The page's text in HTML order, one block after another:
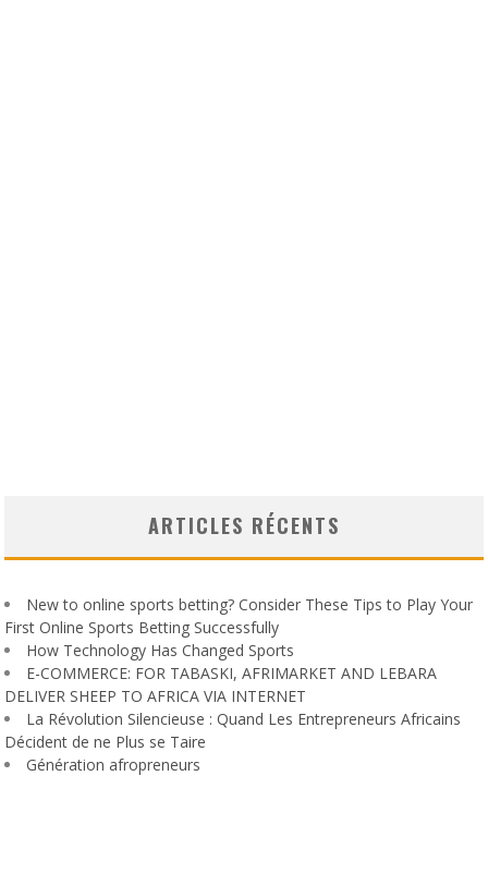
ARTICLES RÉCENTS
New to online sports betting? Consider These Tips to Play Your
First Online Sports Betting Successfully
How Technology Has Changed Sports
E-COMMERCE: FOR TABASKI, AFRIMARKET AND LEBARA
DELIVER SHEEP TO AFRICA VIA INTERNET
La Révolution Silencieuse : Quand Les Entrepreneurs Africains
Décident de ne Plus se Taire
Génération afropreneurs